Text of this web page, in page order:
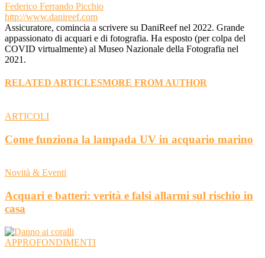
Federico Ferrando Picchio
http://www.danireef.com
Assicuratore, comincia a scrivere su DaniReef nel 2022. Grande
appassionato di acquari e di fotografia. Ha esposto (per colpa del
COVID virtualmente) al Museo Nazionale della Fotografia nel
2021.
RELATED ARTICLESMORE FROM AUTHOR
ARTICOLI
Come funziona la lampada UV in acquario marino
Novità & Eventi
Acquari e batteri: verità e falsi allarmi sul rischio in
casa
APPROFONDIMENTI